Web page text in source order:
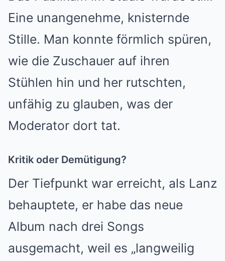
Eine unangenehme, knisternde
Stille. Man konnte förmlich spüren,
wie die Zuschauer auf ihren
Stühlen hin und her rutschten,
unfähig zu glauben, was der
Moderator dort tat.
Kritik oder Demütigung?
Der Tiefpunkt war erreicht, als Lanz
behauptete, er habe das neue
Album nach drei Songs
ausgemacht, weil es „langweilig